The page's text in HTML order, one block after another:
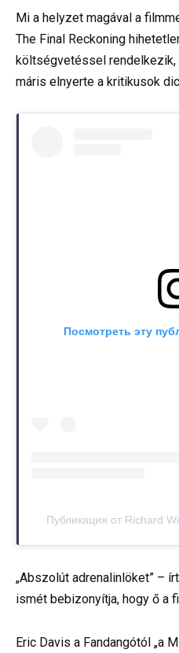
Mi a helyzet magával a
The Final Reckoning
költségvetéssel rendelkezik,
máris elnyerte a kritikusok
Посмотреть эту
Публикация от Richard
„Abszolút adrenalinlöket” –
ismét bebizonyítja, hogy ő a
Eric Davis a Fandangótól „a